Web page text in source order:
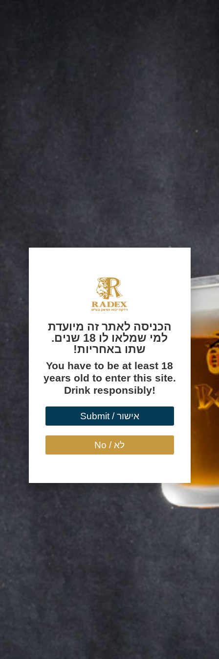
הכניסה לאתר זה מיועדת
למי שמלאו לו 18 שנים.
שתו באחריות!
You have to be at least 18
years old to enter this site.
Drink responsibly!
אישור / Submit
לא / No